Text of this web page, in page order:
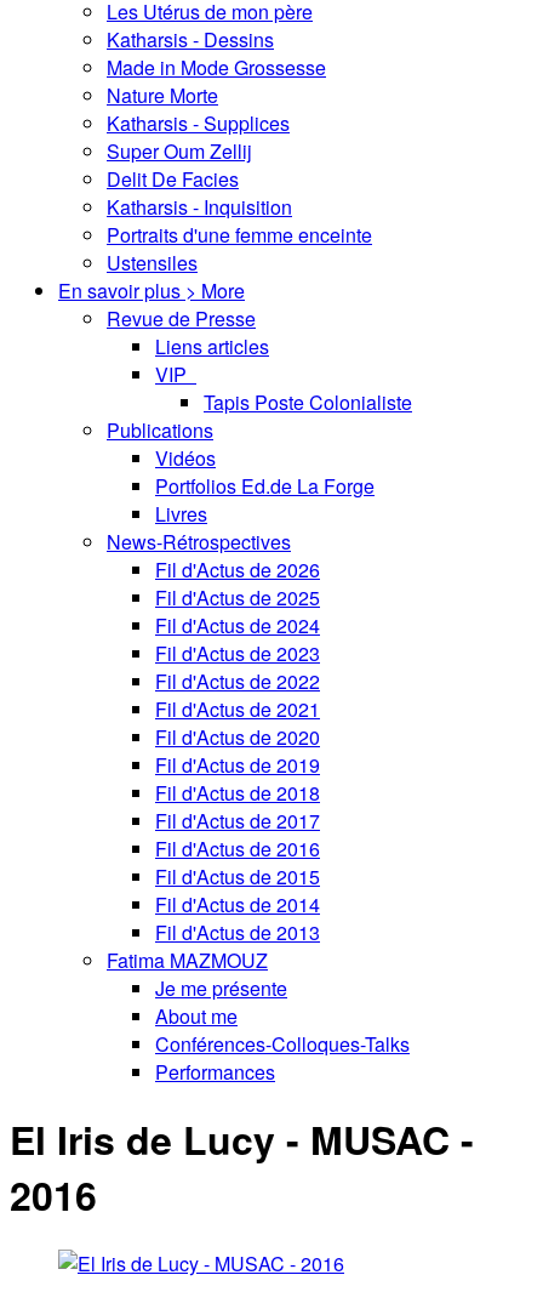
Les Utérus de mon père
Katharsis - Dessins
Made in Mode Grossesse
Nature Morte
Katharsis - Supplices
Super Oum Zellij
Delit De Facies
Katharsis - Inquisition
Portraits d'une femme enceinte
Ustensiles
En savoir plus > More
Revue de Presse
Liens articles
VIP
Tapis Poste Colonialiste
Publications
Vidéos
Portfolios Ed.de La Forge
Livres
News-Rétrospectives
Fil d'Actus de 2026
Fil d'Actus de 2025
Fil d'Actus de 2024
Fil d'Actus de 2023
Fil d'Actus de 2022
Fil d'Actus de 2021
Fil d'Actus de 2020
Fil d'Actus de 2019
Fil d'Actus de 2018
Fil d'Actus de 2017
Fil d'Actus de 2016
Fil d'Actus de 2015
Fil d'Actus de 2014
Fil d'Actus de 2013
Fatima MAZMOUZ
Je me présente
About me
Conférences-Colloques-Talks
Performances
El Iris de Lucy - MUSAC -
2016